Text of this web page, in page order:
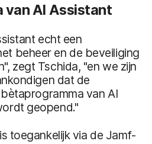
van AI Assistant
echt een
beheer en de beveiliging
zegt Tschida, "en we zijn
dat de
van AI
geopend."
toegankelijk via de Jamf-